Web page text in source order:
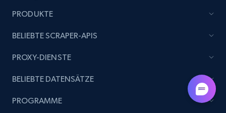
brand URL
URL, Title, Rating, Reviews, Initial price, Final
164+
PRODUKTE
BELIEBTE SCRAPER-APIS
PROXY-DIENSTE
BELIEBTE DATENSÄTZE
PROGRAMME